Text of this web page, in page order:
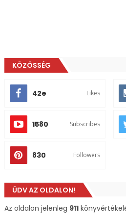
KÖZÖSSÉG
42e Likes
1580 Subscribes
830 Followers
ÜDV AZ OLDALON!
Az oldalon jelenleg 911